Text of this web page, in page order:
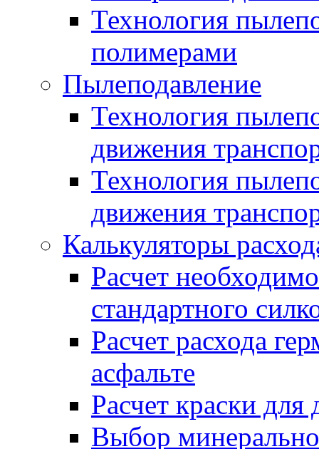
Технология
полимерами
Пылеподавление
Технология
движения
Технология
движения
Калькуляторы
Расчет
стандартного
Расчет расхода
асфальте
Расчет краски
Выбор